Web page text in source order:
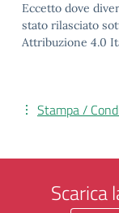
Eccetto dove
stato rilasciato
Attribuzione 4.0
Stampa /
Scarica